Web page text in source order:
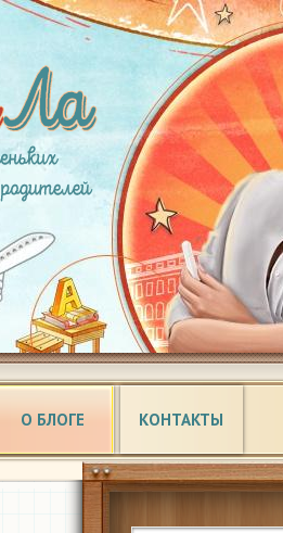
О БЛОГЕ КОНТАКТЫ